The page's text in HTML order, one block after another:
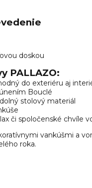
doskou
PALLAZO:
do exteriéru aj
Bouclé
stolový materiál
či spoločenské chvíle
vankúšmi a
roka.